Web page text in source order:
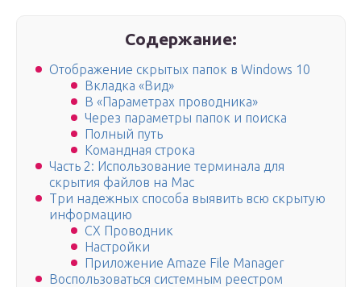
Содержание:
Отображение скрытых папок в Windows 10
Вкладка «Вид»
В «Параметрах проводника»
Через параметры папок и поиска
Полный путь
Командная строка
Часть 2: Использование терминала для
скрытия файлов на Mac
Три надежных способа выявить всю скрытую
информацию
CX Проводник
Настройки
Приложение Amaze File Manager
Воспользоваться системным реестром